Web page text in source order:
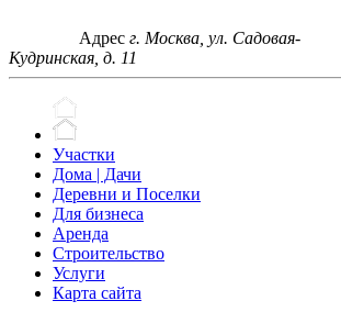
Адрес г. Москва, ул. Садовая-
Кудринская, д. 11
Участки
Дома | Дачи
Деревни и Поселки
Для бизнеса
Аренда
Строительство
Услуги
Карта сайта